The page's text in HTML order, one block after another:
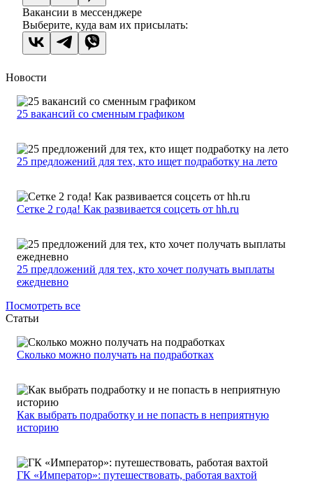
Вакансии в мессенджере
Выберите, куда вам их присылать:
Новости
25 вакансий со сменным графиком
25 предложений для тех, кто ищет подработку на лето
Сетке 2 года! Как развивается соцсеть от hh.ru
25 предложений для тех, кто хочет получать выплаты
ежедневно
Посмотреть все
Статьи
Сколько можно получать на подработках
Как выбрать подработку и не попасть в неприятную
историю
ГК «Император»: путешествовать, работая вахтой